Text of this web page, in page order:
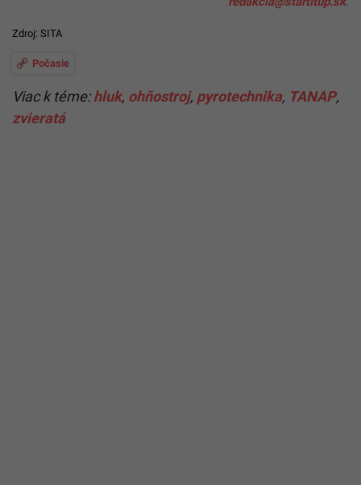
Zdroj: SITA
Počasie
Viac k téme:hluk, ohňostroj, pyrotechnika, TANAP,
zvieratá